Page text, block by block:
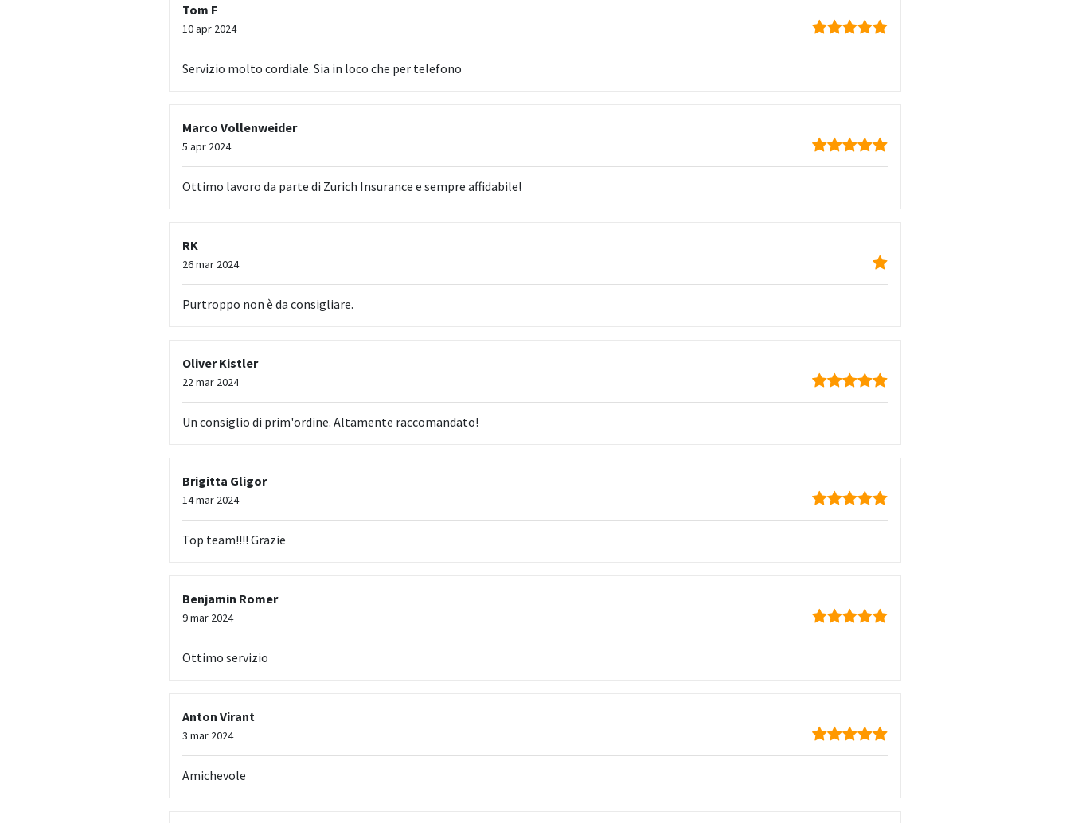
Tom F
10 apr 2024
Servizio molto cordiale. Sia in loco che per telefono
Marco Vollenweider
5 apr 2024
Ottimo lavoro da parte di Zurich Insurance e sempre affidabile!
RK
26 mar 2024
Purtroppo non è da consigliare.
Oliver Kistler
22 mar 2024
Un consiglio di prim'ordine. Altamente raccomandato!
Brigitta Gligor
14 mar 2024
Top team!!!! Grazie
Benjamin Romer
9 mar 2024
Ottimo servizio
Anton Virant
3 mar 2024
Amichevole